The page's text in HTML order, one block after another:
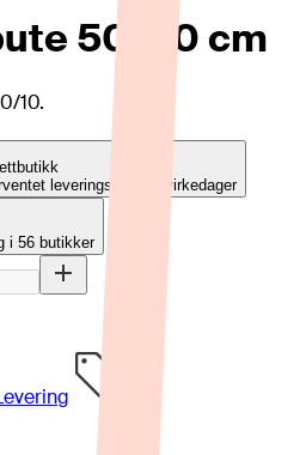
50x70 cm
10.
leveringstid: 2-7 virkedager
i 56 butikker